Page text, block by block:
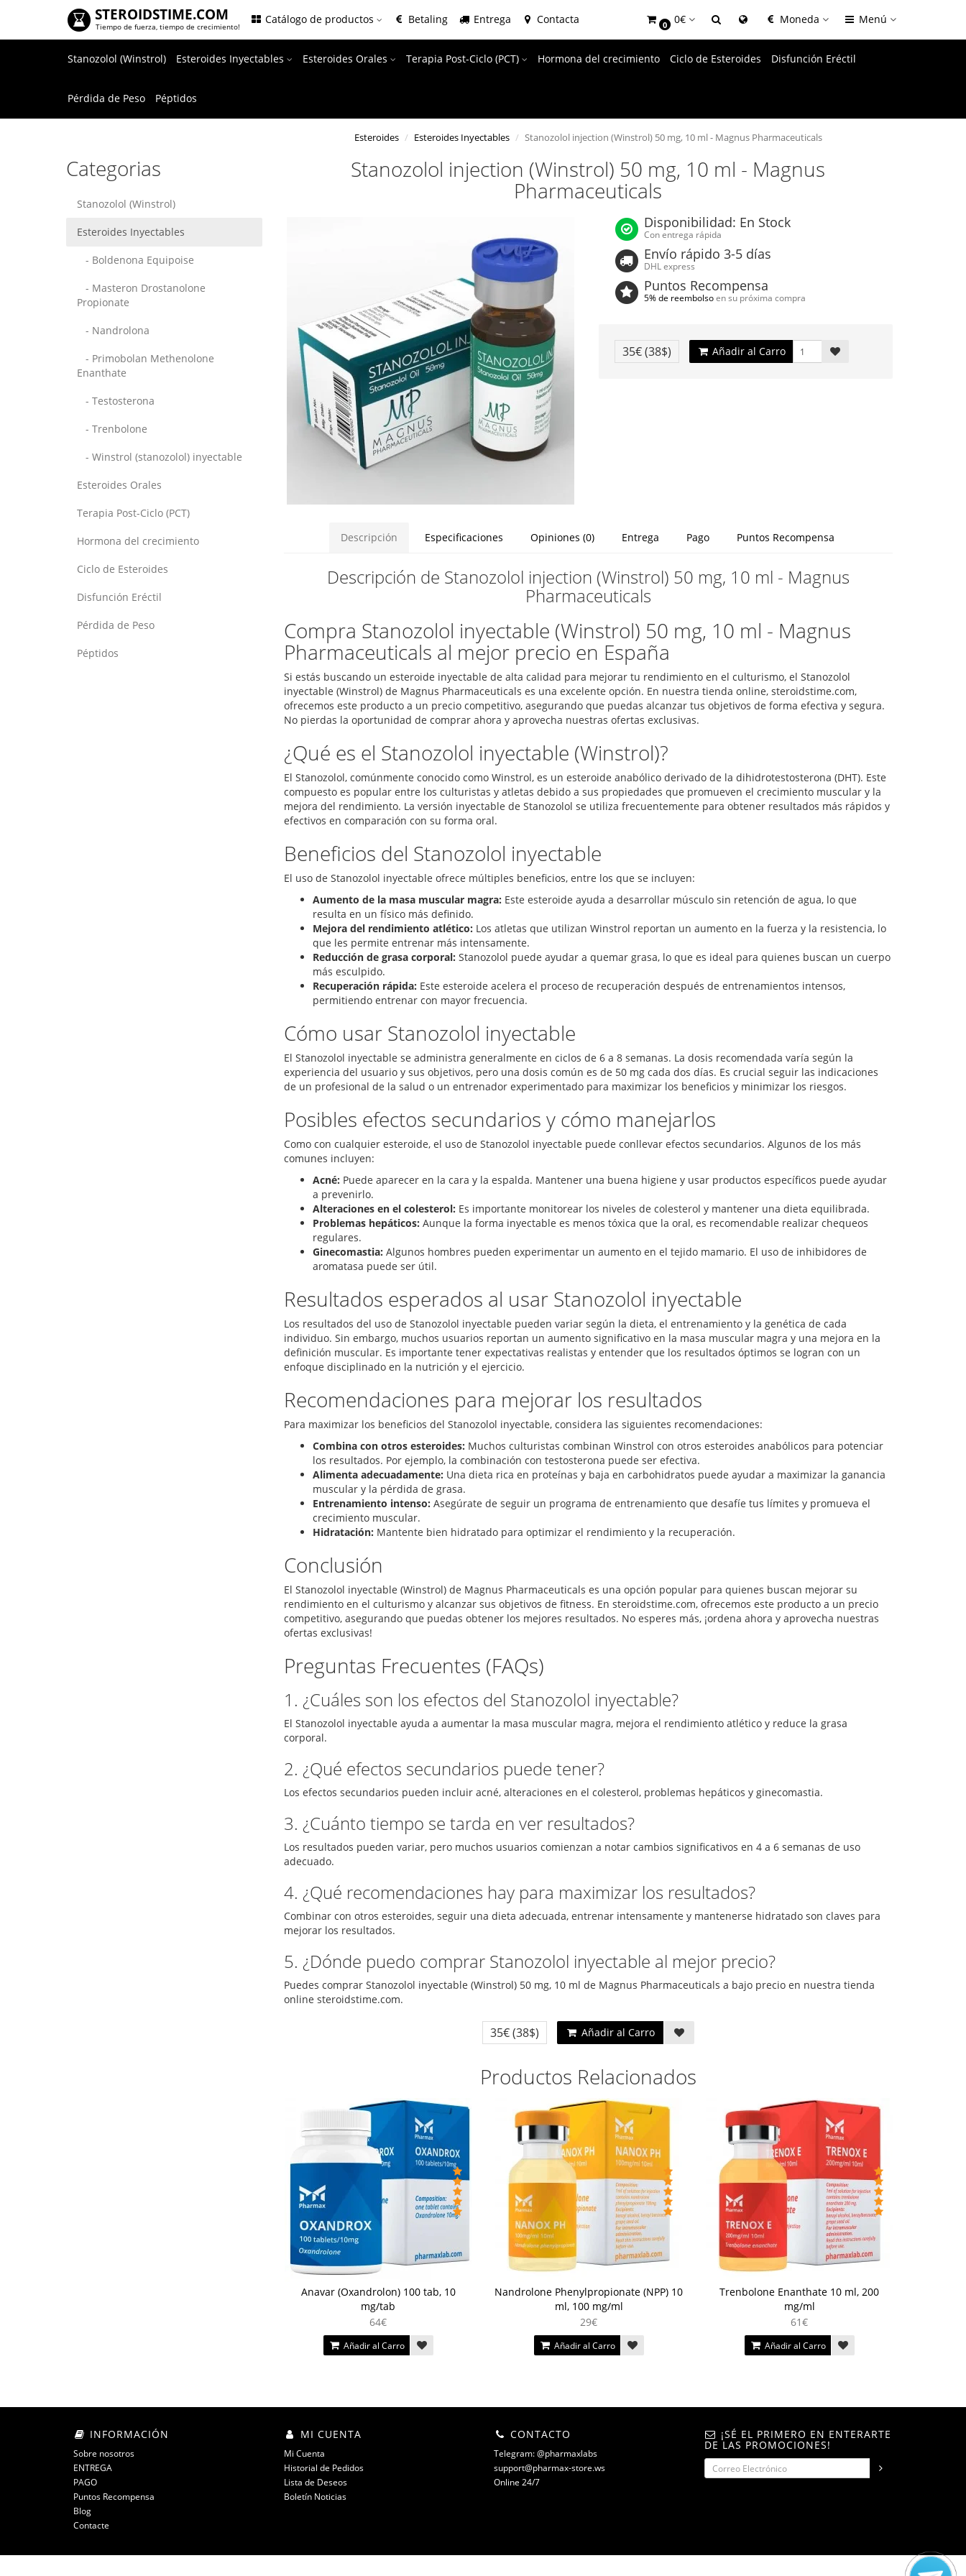
STEROIDSTIME.COM
Tiempo de fuerza, tiempo de crecimiento!
Catálogo de productos Betaling Entrega Contacta 0 0€ Moneda Menú
Stanozolol (Winstrol) Esteroides Inyectables Esteroides Orales Terapia Post-Ciclo (PCT) Hormona del crecimiento Ciclo de Esteroides Disfunción Eréctil
Pérdida de Peso Péptidos
Categorias
Stanozolol (Winstrol)
Esteroides Inyectables
- Boldenona Equipoise
- Masteron Drostanolone
Propionate
- Nandrolona
- Primobolan Methenolone
Enanthate
- Testosterona
- Trenbolone
- Winstrol (stanozolol) inyectable
Esteroides Orales
Terapia Post-Ciclo (PCT)
Hormona del crecimiento
Ciclo de Esteroides
Disfunción Eréctil
Pérdida de Peso
Péptidos
Esteroides Esteroides Inyectables Stanozolol injection (Winstrol) 50 mg, 10 ml - Magnus Pharmaceuticals
Stanozolol injection (Winstrol) 50 mg, 10 ml - Magnus
Pharmaceuticals
Disponibilidad: En Stock
Con entrega rápida
Envío rápido 3-5 días
DHL express
Puntos Recompensa
5% de reembolsoen su próxima compra
35€(38$) Añadir al Carro
Descripción Especificaciones Opiniones (0) Entrega Pago Puntos Recompensa
Descripción de Stanozolol injection (Winstrol) 50 mg, 10 ml - Magnus
Pharmaceuticals
Compra Stanozolol inyectable (Winstrol) 50 mg, 10 ml - Magnus
Pharmaceuticals al mejor precio en España
Si estás buscando un esteroide inyectable de alta calidad para mejorar tu rendimiento en el culturismo, el Stanozolol
inyectable (Winstrol) de Magnus Pharmaceuticals es una excelente opción. En nuestra tienda online, steroidstime.com,
ofrecemos este producto a un precio competitivo, asegurando que puedas alcanzar tus objetivos de forma efectiva y segura.
No pierdas la oportunidad de comprar ahora y aprovecha nuestras ofertas exclusivas.
¿Qué es el Stanozolol inyectable (Winstrol)?
El Stanozolol, comúnmente conocido como Winstrol, es un esteroide anabólico derivado de la dihidrotestosterona (DHT). Este
compuesto es popular entre los culturistas y atletas debido a sus propiedades que promueven el crecimiento muscular y la
mejora del rendimiento. La versión inyectable de Stanozolol se utiliza frecuentemente para obtener resultados más rápidos y
efectivos en comparación con su forma oral.
Beneficios del Stanozolol inyectable
El uso de Stanozolol inyectable ofrece múltiples beneficios, entre los que se incluyen:
Aumento de la masa muscular magra: Este esteroide ayuda a desarrollar músculo sin retención de agua, lo que
resulta en un físico más definido.
Mejora del rendimiento atlético: Los atletas que utilizan Winstrol reportan un aumento en la fuerza y la resistencia, lo
que les permite entrenar más intensamente.
Reducción de grasa corporal: Stanozolol puede ayudar a quemar grasa, lo que es ideal para quienes buscan un cuerpo
más esculpido.
Recuperación rápida: Este esteroide acelera el proceso de recuperación después de entrenamientos intensos,
permitiendo entrenar con mayor frecuencia.
Cómo usar Stanozolol inyectable
El Stanozolol inyectable se administra generalmente en ciclos de 6 a 8 semanas. La dosis recomendada varía según la
experiencia del usuario y sus objetivos, pero una dosis común es de 50 mg cada dos días. Es crucial seguir las indicaciones
de un profesional de la salud o un entrenador experimentado para maximizar los beneficios y minimizar los riesgos.
Posibles efectos secundarios y cómo manejarlos
Como con cualquier esteroide, el uso de Stanozolol inyectable puede conllevar efectos secundarios. Algunos de los más
comunes incluyen:
Acné: Puede aparecer en la cara y la espalda. Mantener una buena higiene y usar productos específicos puede ayudar
a prevenirlo.
Alteraciones en el colesterol: Es importante monitorear los niveles de colesterol y mantener una dieta equilibrada.
Problemas hepáticos: Aunque la forma inyectable es menos tóxica que la oral, es recomendable realizar chequeos
regulares.
Ginecomastia: Algunos hombres pueden experimentar un aumento en el tejido mamario. El uso de inhibidores de
aromatasa puede ser útil.
Resultados esperados al usar Stanozolol inyectable
Los resultados del uso de Stanozolol inyectable pueden variar según la dieta, el entrenamiento y la genética de cada
individuo. Sin embargo, muchos usuarios reportan un aumento significativo en la masa muscular magra y una mejora en la
definición muscular. Es importante tener expectativas realistas y entender que los resultados óptimos se logran con un
enfoque disciplinado en la nutrición y el ejercicio.
Recomendaciones para mejorar los resultados
Para maximizar los beneficios del Stanozolol inyectable, considera las siguientes recomendaciones:
Combina con otros esteroides: Muchos culturistas combinan Winstrol con otros esteroides anabólicos para potenciar
los resultados. Por ejemplo, la combinación con testosterona puede ser efectiva.
Alimenta adecuadamente: Una dieta rica en proteínas y baja en carbohidratos puede ayudar a maximizar la ganancia
muscular y la pérdida de grasa.
Entrenamiento intenso: Asegúrate de seguir un programa de entrenamiento que desafíe tus límites y promueva el
crecimiento muscular.
Hidratación: Mantente bien hidratado para optimizar el rendimiento y la recuperación.
Conclusión
El Stanozolol inyectable (Winstrol) de Magnus Pharmaceuticals es una opción popular para quienes buscan mejorar su
rendimiento en el culturismo y alcanzar sus objetivos de fitness. En steroidstime.com, ofrecemos este producto a un precio
competitivo, asegurando que puedas obtener los mejores resultados. No esperes más, ¡ordena ahora y aprovecha nuestras
ofertas exclusivas!
Preguntas Frecuentes (FAQs)
1. ¿Cuáles son los efectos del Stanozolol inyectable?
El Stanozolol inyectable ayuda a aumentar la masa muscular magra, mejora el rendimiento atlético y reduce la grasa
corporal.
2. ¿Qué efectos secundarios puede tener?
Los efectos secundarios pueden incluir acné, alteraciones en el colesterol, problemas hepáticos y ginecomastia.
3. ¿Cuánto tiempo se tarda en ver resultados?
Los resultados pueden variar, pero muchos usuarios comienzan a notar cambios significativos en 4 a 6 semanas de uso
adecuado.
4. ¿Qué recomendaciones hay para maximizar los resultados?
Combinar con otros esteroides, seguir una dieta adecuada, entrenar intensamente y mantenerse hidratado son claves para
mejorar los resultados.
5. ¿Dónde puedo comprar Stanozolol inyectable al mejor precio?
Puedes comprar Stanozolol inyectable (Winstrol) 50 mg, 10 ml de Magnus Pharmaceuticals a bajo precio en nuestra tienda
online steroidstime.com.
35€(38$) Añadir al Carro
Productos Relacionados
Anavar (Oxandrolon) 100 tab, 10
mg/tab
64€
Añadir al Carro
Nandrolone Phenylpropionate (NPP) 10
ml, 100 mg/ml
29€
Añadir al Carro
Trenbolone Enanthate 10 ml, 200
mg/ml
61€
Añadir al Carro
INFORMACIÓN
Sobre nosotros
ENTREGA
PAGO
Puntos Recompensa
Blog
Contacte
MI CUENTA
Mi Cuenta
Historial de Pedidos
Lista de Deseos
Boletín Noticias
CONTACTO
Telegram: @pharmaxlabs
support@pharmax-store.ws
Online 24/7
¡SÉ EL PRIMERO EN ENTERARTE
DE LAS PROMOCIONES!